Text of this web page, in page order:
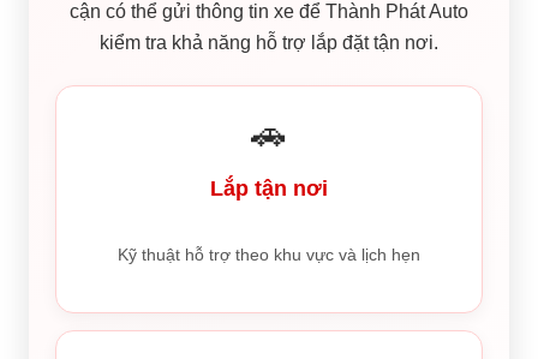
cận có thể gửi thông tin xe để Thành Phát Auto
kiểm tra khả năng hỗ trợ lắp đặt tận nơi.
🚗
Lắp tận nơi
Kỹ thuật hỗ trợ theo khu vực và lịch hẹn